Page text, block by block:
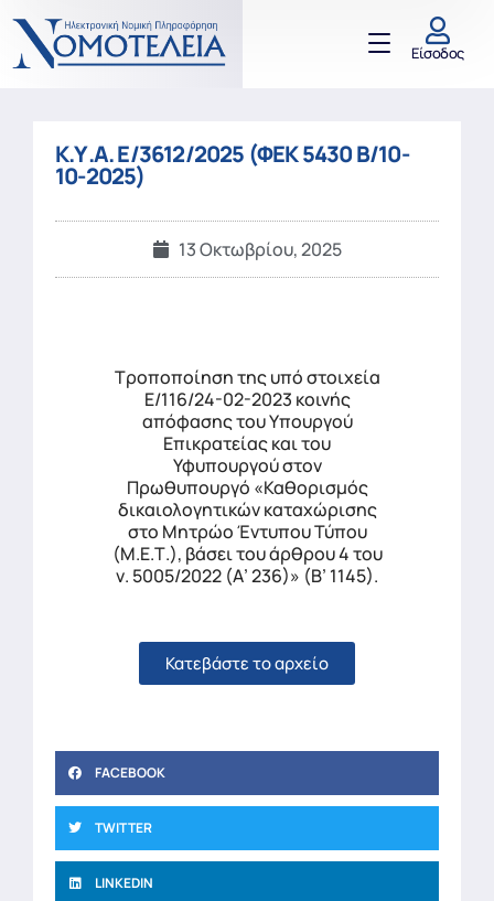
Είσοδος
Κ.Υ.Α. Ε/3612/2025 (ΦΕΚ 5430 Β/10-
10-2025)
13 Οκτωβρίου, 2025
Τροποποίηση της υπό στοιχεία
Ε/116/24-02-2023 κοινής
απόφασης του Υπουργού
Επικρατείας και του
Υφυπουργού στον
Πρωθυπουργό «Καθορισμός
δικαιολογητικών καταχώρισης
στο Μητρώο Έντυπου Τύπου
(Μ.Ε.Τ.), βάσει του άρθρου 4 του
ν. 5005/2022 (Α’ 236)» (Β’ 1145).
Κατεβάστε το αρχείο
FACEBOOK
TWITTER
LINKEDIN